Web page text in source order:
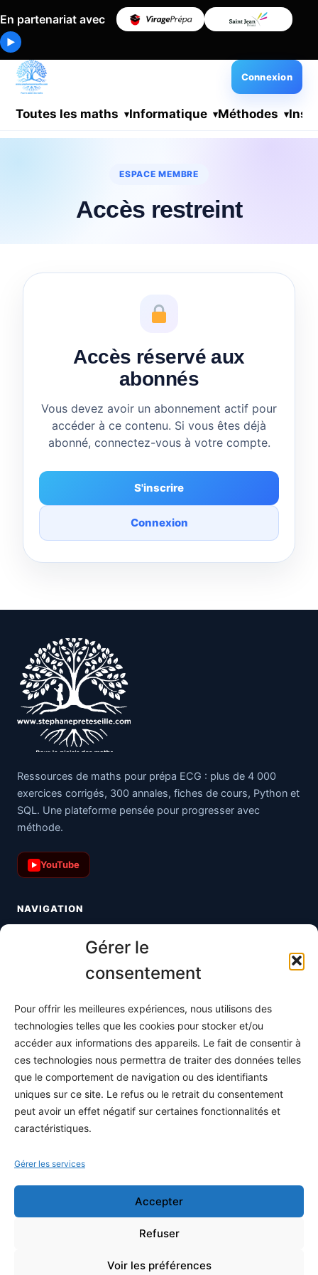
Gérer le
consentement
Pour offrir les meilleures expériences, nous utilisons des
technologies telles que les cookies pour stocker et/ou
accéder aux informations des appareils. Le fait de consentir à
ces technologies nous permettra de traiter des données telles
que le comportement de navigation ou des identifiants
uniques sur ce site. Le refus ou le retrait du consentement
peut avoir un effet négatif sur certaines fonctionnalités et
caractéristiques.
Gérer les services
Accepter
Refuser
Voir les préférences
En partenariat avec
▶
Toutes les maths Informatique Méthodes
Connexion
ESPACE MEMBRE
Accès restreint
Accès réservé aux
abonnés
Vous devez avoir un abonnement actif pour
accéder à ce contenu. Si vous êtes déjà
abonné, connectez-vous à votre compte.
S'inscrire
Connexion
Ressources de maths pour prépa ECG : plus de 4 000
exercices corrigés, 300 annales, fiches de cours, Python et
SQL. Une plateforme pensée pour progresser avec
méthode.
▶ YouTube
NAVIGATION
Toutes les maths
S'abonner
À propos
Contact / Support
Mes publications
INFORMATIONS LÉGALES
Conditions générales de vente